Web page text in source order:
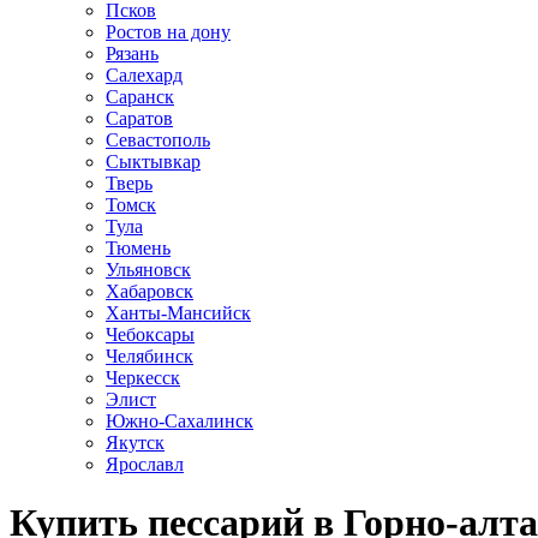
Псков
Ростов на дону
Рязань
Салехард
Саранск
Саратов
Севастополь
Сыктывкар
Тверь
Томск
Тула
Тюмень
Ульяновск
Хабаровск
Ханты-Мансийск
Чебоксары
Челябинск
Черкесск
Элист
Южно-Сахалинск
Якутск
Ярославл
Купить пессарий в Горно-